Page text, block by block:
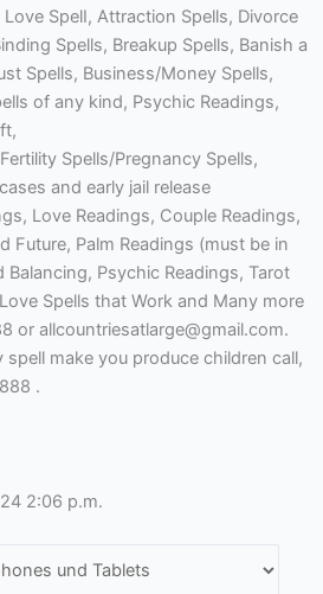
SpelI, Attraction Spells, Divorce
Spells, Breakup Spells, Banish a
Spells, Business/Money Spells,
of any kind, Psychic Readings,
Spells/Pregnancy Spells,
and early jail release
Love Readings, Couple Readings,
Future, Palm Readings (must be in
Balancing, Psychic Readings, Tarot
Spells that Work and Many more
or allcountriesatlarge@gmail.com.
make you produce children call,
.
2:06 p.m.